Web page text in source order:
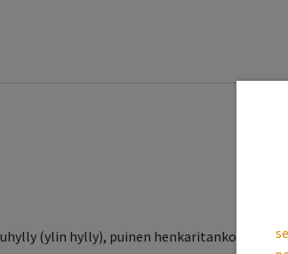
(ylin hylly), puinen henkaritanko